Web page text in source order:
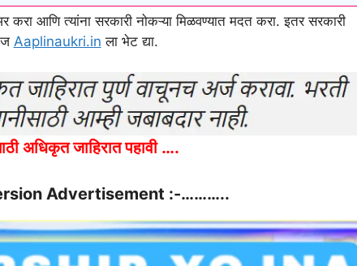
करा आणि त्यांना सरकारी नोकऱ्या मिळवण्यात मदत करा. इतर सरकारी
Aaplinaukri.in ला भेट द्या.
अधिकृत जाहिरात पहावी ….
Advertisement :-………..